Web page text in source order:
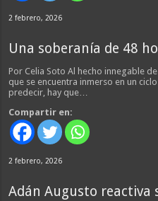
2 febrero, 2026
Una soberanía de 48
Por Celia Soto Al hecho innegable
que se encuentra inmerso en un
predecir, hay que…
Compartir en:
2 febrero, 2026
Adán Augusto reactiva